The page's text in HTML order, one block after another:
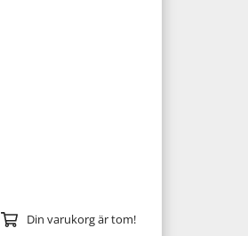
Din varukorg är tom!